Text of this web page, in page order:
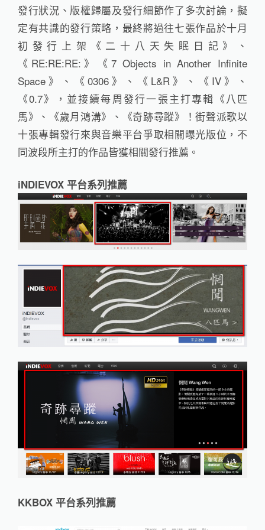
發行狀況、版權歸屬及發行細節作了多次討論，擬
定有共識的發行策略，最終將過往七張作品於十月
初發行上架《二十八天失眠日記》、
《RE:RE:RE:》《7 Objects in Another Infinite
Space》、《0306》、《L&R》、《IV》、
《0.7》，並接續每周發行一張主打專輯《八匹
馬》、《歲月鴻溝》、《奇跡尋蹤》！街聲派歌以
十張專輯發行來與音樂平台爭取相關曝光版位，不
同波段所主打的作品皆獲相關發行推薦。
iNDIEVOX 平台系列推薦
KKBOX 平台系列推薦